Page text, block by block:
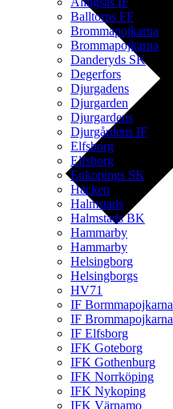
Balltorps FF
Brommapojkarna
Brommapojkarna
Danderyds SK
Degerfors
Djurgadens
Djurgarden
Djurgardens
Djurgårdens IF
Elfsborg
Elfsborg
Enkopings SK
Häcken
Halmstads
Halmstads BK
Hammarby
Hammarby
Helsingborg
Helsingborgs
HV71
IF Bormmapojkarna
IF Brommapojkarna
IF Elfsborg
IFK Goteborg
IFK Gothenburg
IFK Norrköping
IFK Nykoping
IFK Värnamo